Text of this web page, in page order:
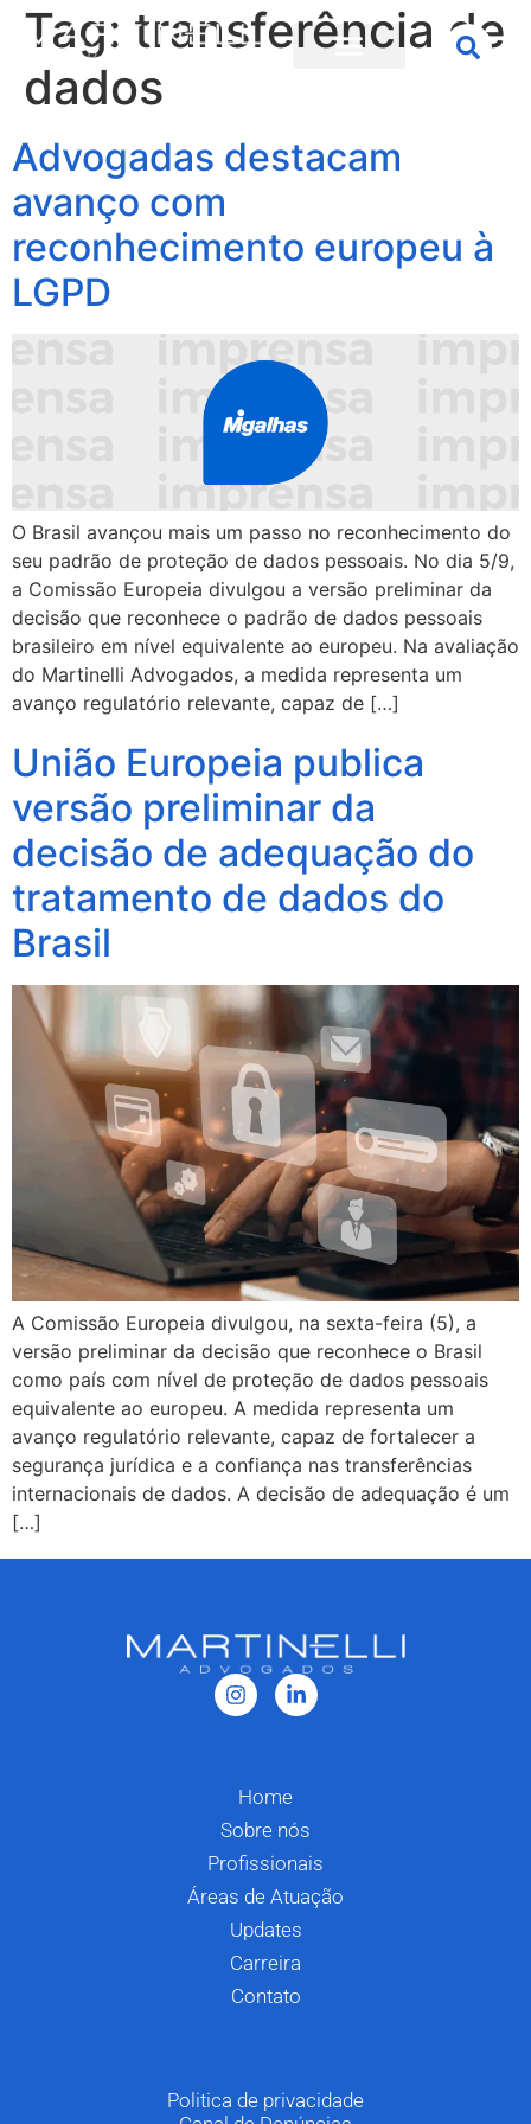
Tag: transferência de
dados
Advogadas destacam
avanço com
reconhecimento europeu à
LGPD
O Brasil avançou mais um passo no reconhecimento do
seu padrão de proteção de dados pessoais. No dia 5/9,
a Comissão Europeia divulgou a versão preliminar da
decisão que reconhece o padrão de dados pessoais
brasileiro em nível equivalente ao europeu. Na avaliação
do Martinelli Advogados, a medida representa um
avanço regulatório relevante, capaz de […]
União Europeia publica
versão preliminar da
decisão de adequação do
tratamento de dados do
Brasil
A Comissão Europeia divulgou, na sexta-feira (5), a
versão preliminar da decisão que reconhece o Brasil
como país com nível de proteção de dados pessoais
equivalente ao europeu. A medida representa um
avanço regulatório relevante, capaz de fortalecer a
segurança jurídica e a confiança nas transferências
internacionais de dados. A decisão de adequação é um
[…]
Home
Sobre nós
Profissionais
Áreas de Atuação
Updates
Carreira
Contato
Politica de privacidade